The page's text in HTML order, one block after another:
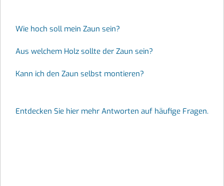
Wie hoch soll mein Zaun sein?
Aus welchem Holz sollte der Zaun sein?
Kann ich den Zaun selbst montieren?
Entdecken Sie hier mehr Antworten auf häufige Fragen.